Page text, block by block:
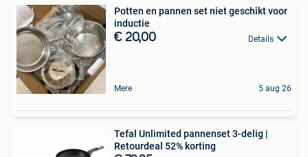
Potten en pannen set niet geschikt voor
inductie
€ 20,00 Details
Mere 5 aug 26
Tefal Unlimited pannenset 3-delig |
Retourdeal 52% korting